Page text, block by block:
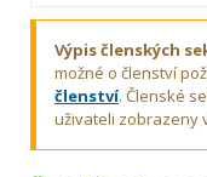
Výpis členských
možné o členství
členství. Členské
uživateli zobrazeny